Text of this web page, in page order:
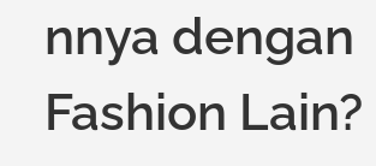
nnya dengan
Fashion Lain?